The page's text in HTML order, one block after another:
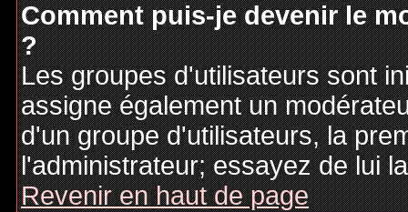
Comment puis-je devenir le
?
Les groupes d'utilisateurs sont
assigne également un
d'un groupe d'utilisateurs, la
l'administrateur; essayez de lui
Revenir en haut de page